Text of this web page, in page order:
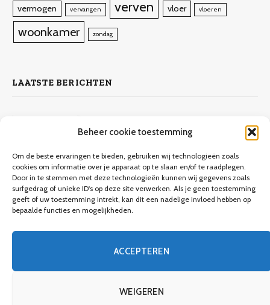
Beheer cookie toestemming
Om de beste ervaringen te bieden, gebruiken wij technologieën zoals
cookies om informatie over je apparaat op te slaan en/of te raadplegen.
Door in te stemmen met deze technologieën kunnen wij gegevens zoals
surfgedrag of unieke ID's op deze site verwerken. Als je geen toestemming
geeft of uw toestemming intrekt, kan dit een nadelige invloed hebben op
bepaalde functies en mogelijkheden.
ACCEPTEREN
WEIGEREN
vermogen vervangen verven vloer vloeren
woonkamer zondag
LAATSTE BERICHTEN
Keuken verbouwen op een budget
9 december 2023 9.706Views
Een gids voor meubels verven